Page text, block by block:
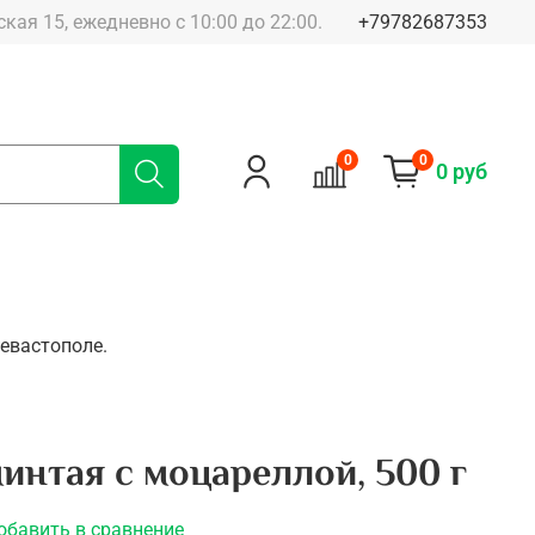
Морская 15, ежедневно с 10:00 до 22:00. +79782687353
0 0 0 руб
с моцареллой, 500 г
в сравнение